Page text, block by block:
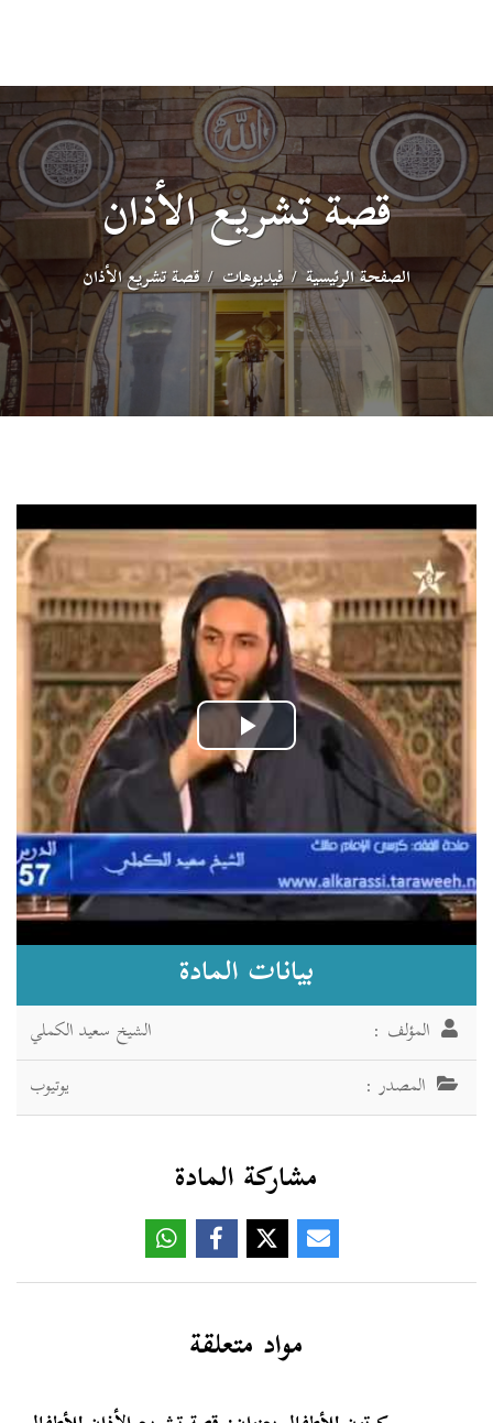
قصة تشريع الأذان
الصفحة الرئيسية فيديوهات قصة تشريع الأذان
Play
Video
بيانات المادة
المؤلف :
الشيخ سعيد الكملي
المصدر :
يوتيوب
مشاركة المادة
مواد متعلقة